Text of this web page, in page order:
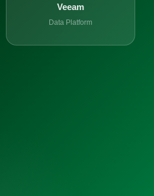
Veeam
Data Platform